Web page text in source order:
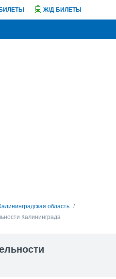
Ж/Д БИЛЕТЫ
область
Калининграда